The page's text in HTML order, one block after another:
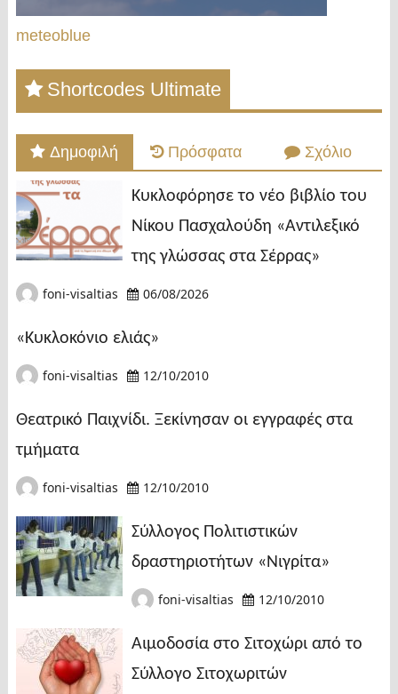
meteoblue
Shortcodes Ultimate
Δημοφιλή Πρόσφατα Σχόλιο
Κυκλοφόρησε το νέο βιβλίο του
Νίκου Πασχαλούδη «Αντιλεξικό
της γλώσσας στα Σέρρας»
foni-visaltias 06/08/2026
«Κυκλοκόνιο ελιάς»
foni-visaltias 12/10/2010
Θεατρικό Παιχνίδι. Ξεκίνησαν οι εγγραφές στα
τμήματα
foni-visaltias 12/10/2010
Σύλλογος Πολιτιστικών
δραστηριοτήτων «Νιγρίτα»
foni-visaltias 12/10/2010
Αιμοδοσία στο Σιτοχώρι από το
Σύλλογο Σιτοχωριτών